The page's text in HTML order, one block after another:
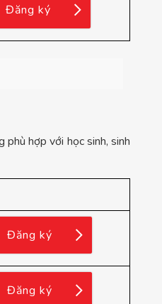
Đăng ký
hợp với học sinh, sinh
Đăng ký
Đăng ký